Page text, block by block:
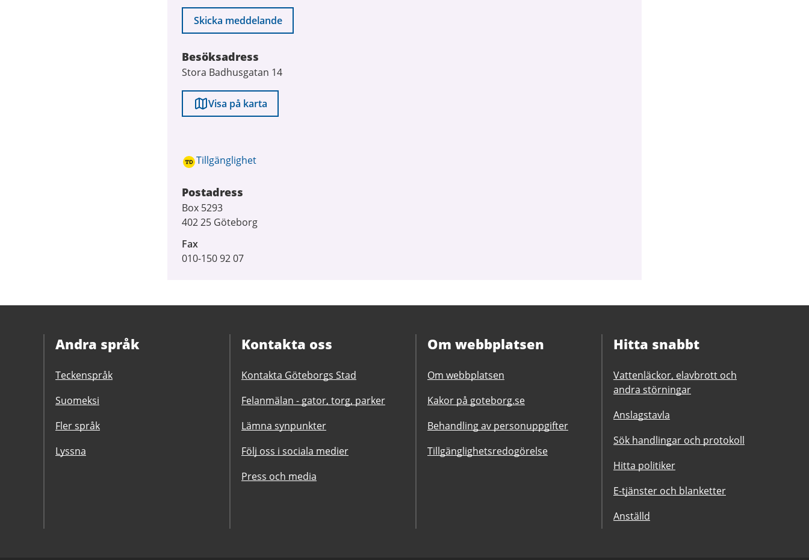
Skicka meddelande
Besöksadress
Stora Badhusgatan 14
Visa på karta
Tillgänglighet
Postadress
Box 5293
402 25 Göteborg
Fax
010-150 92 07
Andra språk
Teckenspråk
Suomeksi
Fler språk
Lyssna
Kontakta oss
Kontakta Göteborgs Stad
Felanmälan - gator, torg, parker
Lämna synpunkter
Följ oss i sociala medier
Press och media
Om webbplatsen
Om webbplatsen
Kakor på goteborg.se
Behandling av personuppgifter
Tillgänglighetsredogörelse
Hitta snabbt
Vattenläckor, elavbrott och
andra störningar
Anslagstavla
Sök handlingar och protokoll
Hitta politiker
E-tjänster och blanketter
Anställd